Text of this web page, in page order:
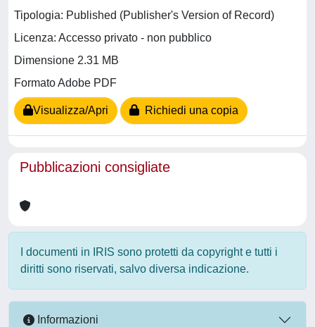
Tipologia: Published (Publisher's Version of Record)
Licenza: Accesso privato - non pubblico
Dimensione 2.31 MB
Formato Adobe PDF
Visualizza/Apri Richiedi una copia
Pubblicazioni consigliate
I documenti in IRIS sono protetti da copyright e tutti i
diritti sono riservati, salvo diversa indicazione.
Informazioni